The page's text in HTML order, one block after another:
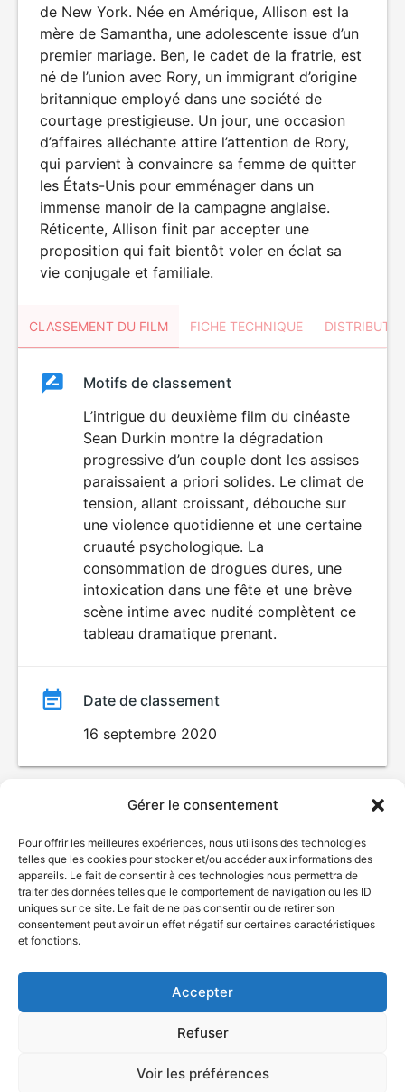
Gérer le consentement
Pour offrir les meilleures expériences, nous utilisons des technologies
telles que les cookies pour stocker et/ou accéder aux informations des
appareils. Le fait de consentir à ces technologies nous permettra de
traiter des données telles que le comportement de navigation ou les ID
uniques sur ce site. Le fait de ne pas consentir ou de retirer son
consentement peut avoir un effet négatif sur certaines caractéristiques
et fonctions.
Accepter
Refuser
Voir les préférences
de New York. Née en Amérique, Allison est la
mère de Samantha, une adolescente issue d’un
premier mariage. Ben, le cadet de la fratrie, est
né de l’union avec Rory, un immigrant d’origine
britannique employé dans une société de
courtage prestigieuse. Un jour, une occasion
d’affaires alléchante attire l’attention de Rory,
qui parvient à convaincre sa femme de quitter
les États-Unis pour emménager dans un
immense manoir de la campagne anglaise.
Réticente, Allison finit par accepter une
proposition qui fait bientôt voler en éclat sa
vie conjugale et familiale.
CLASSEMENT DU FILM FICHE TECHNIQUE
ClassementClassement
Motifs de classement
L’intrigue du deuxième film du cinéaste
Sean Durkin montre la dégradation
progressive d’un couple dont les assises
paraissaient a priori solides. Le climat de
tension, allant croissant, débouche sur
une violence quotidienne et une certaine
cruauté psychologique. La
consommation de drogues dures, une
intoxication dans une fête et une brève
scène intime avec nudité complètent ce
tableau dramatique prenant.
Date de classement
16 septembre 2020
© Gouvernement du Québec, 2026
Plan du site
Accessibilité
Accès à l'information
Déclaration de services